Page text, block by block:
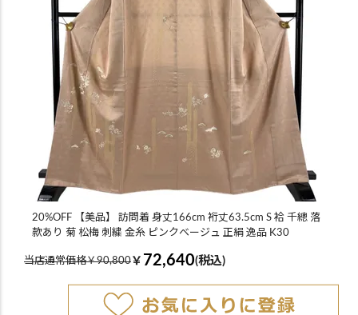
20%OFF 【美品】 訪問着 身丈166cm 裄丈63.5cm S 袷 千總 落
款あり 菊 松梅 刺繍 金糸 ピンクベージュ 正絹 逸品 K30
当店通常価格￥90,800￥ 72,640(税込)